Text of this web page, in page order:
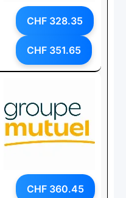
CHF 328.35
CHF 351.65
CHF 360.45